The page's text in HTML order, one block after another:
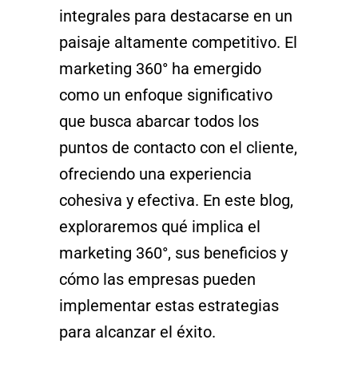
integrales para destacarse en un
paisaje altamente competitivo. El
marketing 360° ha emergido
como un enfoque significativo
que busca abarcar todos los
puntos de contacto con el cliente,
ofreciendo una experiencia
cohesiva y efectiva. En este blog,
exploraremos qué implica el
marketing 360°, sus beneficios y
cómo las empresas pueden
implementar estas estrategias
para alcanzar el éxito.